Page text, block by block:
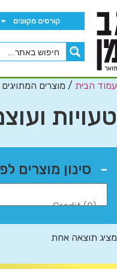
קורסים מקוונים
עמוד הבית / מוצרים המתויגים
טעויות
סינון מוצרים -
מציג תוצאה אחת